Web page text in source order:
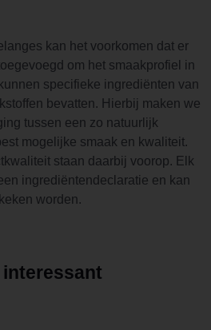
kan het voorkomen dat er
om het smaakprofiel in
specifieke ingrediënten van
bevatten. Hierbij maken we
tussen een zo natuurlijk
mogelijke smaak en kwaliteit.
staan daarbij voorop. Elk
ingrediëntendeclaratie en kan
worden.
interessant